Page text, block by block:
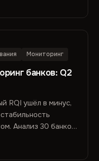
Мониторинг
банков: Q2
RQI ушёл в минус,
Анализ 30 банков,